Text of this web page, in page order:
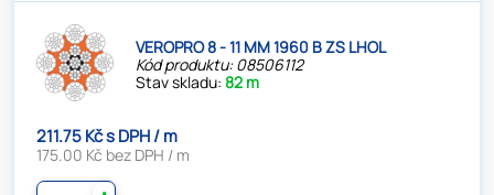
VEROPRO 8 - 11 MM 1960 B ZS LHOL
Kód produktu: 08506112
Stav skladu:82 m
211.75 Kč s DPH / m
175.00 Kč bez DPH / m